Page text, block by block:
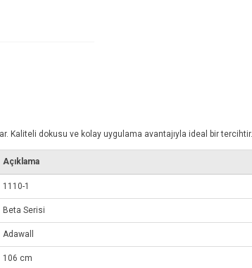
Kaliteli dokusu ve kolay uygulama avantajıyla ideal bir tercihtir.
Açıklama
1110-1
Beta Serisi
Adawall
106 cm